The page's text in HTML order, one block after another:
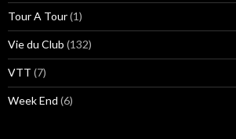
Tour A Tour(1)
Vie du Club (132)
VTT (7)
Week End (6)